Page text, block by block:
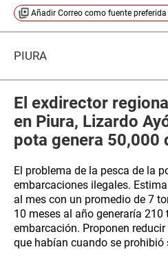
Añadir Correo como fuente preferida
PIURA
El exdirector
en Piura, Lizardo
pota genera 50,000
El problema de la pesca de la
embarcaciones ilegales.
al mes con un promedio de 7
10 meses al año generaría 210
embarcación. Proponen
que habían cuando se prohibió